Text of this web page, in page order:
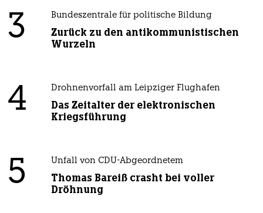
3 Bundeszentrale für politische Bildung
Zurück zu den antikommunistischen
Wurzeln
4 Drohnenvorfall am Leipziger Flughafen
Das Zeitalter der elektronischen
Kriegsführung
5 Unfall von CDU-Abgeordnetem
Thomas Bareiß crasht bei voller
Dröhnung